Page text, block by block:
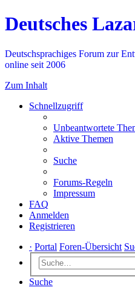
Deutsches
Deutschsprachiges Forum zur
online seit 2006
Zum Inhalt
Schnellzugriff
Unbeantwortete
Aktive Themen
Suche
Forums-Regeln
Impressum
FAQ
Anmelden
Registrieren
· Portal Foren-Übersicht
Suche